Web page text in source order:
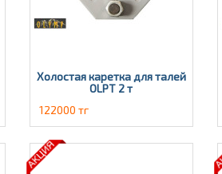
Холостая каретка для талей
OLPT 2 т
122000 тг